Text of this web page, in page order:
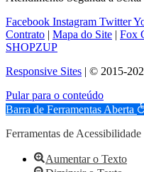
Facebook Instagram Twitter
Contrato | Mapa do Site | Fox
SHOPZUP
Responsive Sites | © 2015-
Pular para o conteúdo
Barra de Ferramentas Aberta
Ferramentas de Acessibilidade
Aumentar o Texto